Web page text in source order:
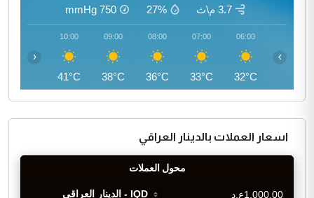
3.7 م\ث 27%
750
mmHg
06:00
32°C
07:00
33°C
08:00
36°C
09:00
38°C
10:00
41°C
‹ ›
اسعار العملات بالدينار العراقي